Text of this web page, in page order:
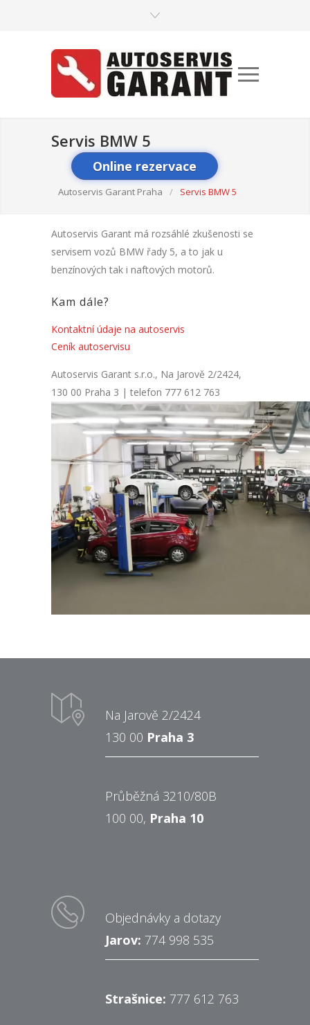
Servis BMW 5
Online rezervace
Autoservis Garant Praha / Servis BMW 5
Autoservis Garant má rozsáhlé zkušenosti se
servisem vozů BMW řady 5, a to jak u
benzínových tak i naftových motorů.
Kam dále?
Kontaktní údaje na autoservis
Ceník autoservisu
Autoservis Garant s.r.o., Na Jarově 2/2424,
130 00 Praha 3 | telefon 777 612 763
Na Jarově 2/2424
130 00 Praha 3
Průběžná 3210/80B
100 00, Praha 10
Objednávky a dotazy
Jarov: 774 998 535
Strašnice: 777 612 763